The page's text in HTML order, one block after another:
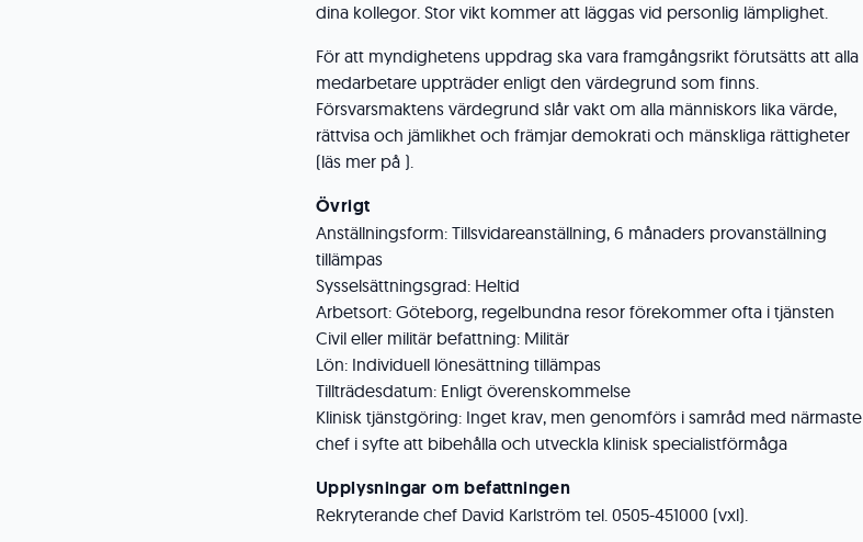
dina kollegor. Stor vikt kommer att läggas vid personlig lämplighet.
För att myndighetens uppdrag ska vara framgångsrikt förutsätts att alla
medarbetare uppträder enligt den värdegrund som finns.
Försvarsmaktens värdegrund slår vakt om alla människors lika värde,
rättvisa och jämlikhet och främjar demokrati och mänskliga rättigheter
(läs mer på ).
Övrigt
Anställningsform: Tillsvidareanställning, 6 månaders provanställning
tillämpas
Sysselsättningsgrad: Heltid
Arbetsort: Göteborg, regelbundna resor förekommer ofta i tjänsten
Civil eller militär befattning: Militär
Lön: Individuell lönesättning tillämpas
Tillträdesdatum: Enligt överenskommelse
Klinisk tjänstgöring: Inget krav, men genomförs i samråd med närmaste
chef i syfte att bibehålla och utveckla klinisk specialistförmåga
Upplysningar om befattningen
Rekryterande chef David Karlström tel. 0505-451000 (vxl).